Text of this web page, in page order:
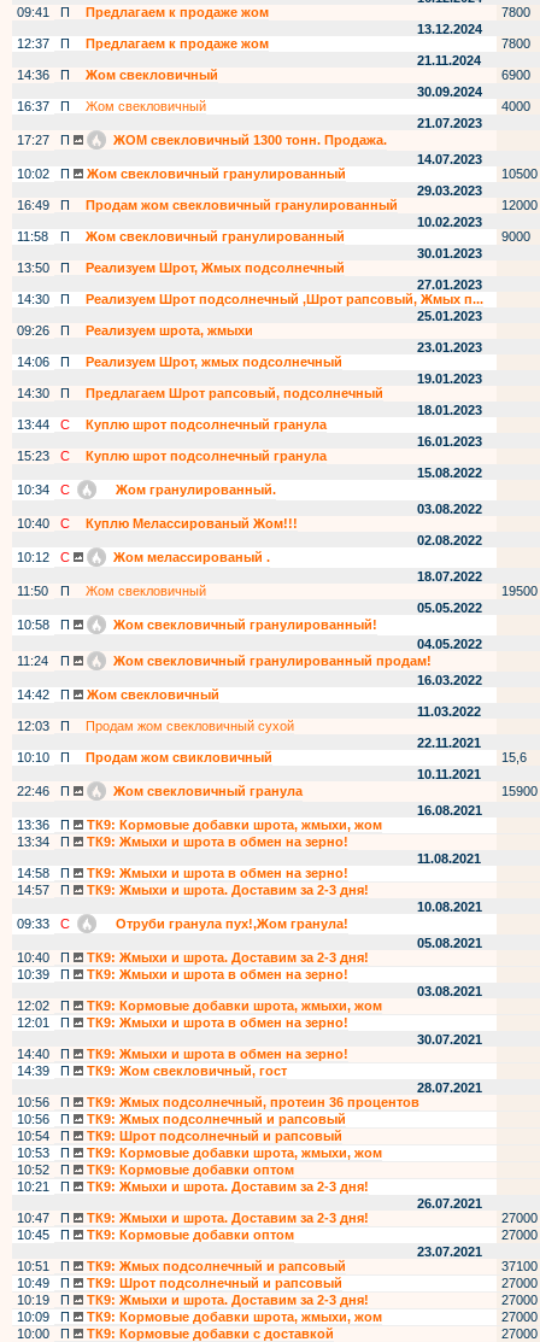
09:41
П Предлагаем к продаже жом
7800
13.12.2024
12:37
П Предлагаем к продаже жом
7800
21.11.2024
14:36
П Жом свекловичный
6900
30.09.2024
16:37
П Жом свекловичный
4000
21.07.2023
17:27
П
ЖОМ свекловичный 1300 тонн. Продажа.
14.07.2023
10:02
П Жом свекловичный гранулированный
10500
29.03.2023
16:49
П Продам жом свекловичный гранулированный
12000
10.02.2023
11:58
П Жом свекловичный гранулированный
9000
30.01.2023
13:50
П
Реализуем Шрот, Жмых подсолнечный
27.01.2023
14:30
П
Реализуем Шрот подсолнечный ,Шрот рапсовый, Жмых п...
25.01.2023
09:26
П
Реализуем шрота, жмыхи
23.01.2023
14:06
П
Реализуем Шрот, жмых подсолнечный
19.01.2023
14:30
П
Предлагаем Шрот рапсовый, подсолнечный
18.01.2023
13:44
С
Куплю шрот подсолнечный гранула
16.01.2023
15:23
С
Куплю шрот подсолнечный гранула
15.08.2022
10:34
С
Жом гранулированный.
03.08.2022
10:40
С
Куплю Мелассированый Жом!!!
02.08.2022
10:12
С
Жом мелассированый .
18.07.2022
11:50
П Жом свекловичный
19500
05.05.2022
10:58
П
Жом свекловичный гранулированный!
04.05.2022
11:24
П
Жом свекловичный гранулированный продам!
16.03.2022
14:42
П
Жом свекловичный
11.03.2022
12:03
П
Продам жом свекловичный сухой
22.11.2021
10:10
П Продам жом свикловичный
15,6
10.11.2021
22:46
П Жом свекловичный гранула
15900
16.08.2021
13:36
П
ТК9: Кормовые добавки шрота, жмыхи, жом
13:34
П
ТК9: Жмыхи и шрота в обмен на зерно!
11.08.2021
14:58
П
ТК9: Жмыхи и шрота в обмен на зерно!
14:57
П
ТК9: Жмыхи и шрота. Доставим за 2-3 дня!
10.08.2021
09:33
С
Отруби гранула пух!,Жом гранула!
05.08.2021
10:40
П
ТК9: Жмыхи и шрота. Доставим за 2-3 дня!
10:39
П
ТК9: Жмыхи и шрота в обмен на зерно!
03.08.2021
12:02
П
ТК9: Кормовые добавки шрота, жмыхи, жом
12:01
П
ТК9: Жмыхи и шрота в обмен на зерно!
30.07.2021
14:40
П
ТК9: Жмыхи и шрота в обмен на зерно!
14:39
П
ТК9: Жом свекловичный, гост
28.07.2021
10:56
П
ТК9: Жмых подсолнечный, протеин 36 процентов
10:56
П
ТК9: Жмых подсолнечный и рапсовый
10:54
П
ТК9: Шрот подсолнечный и рапсовый
10:53
П
ТК9: Кормовые добавки шрота, жмыхи, жом
10:52
П
ТК9: Кормовые добавки оптом
10:21
П
ТК9: Жмыхи и шрота. Доставим за 2-3 дня!
26.07.2021
10:47
П ТК9: Жмыхи и шрота. Доставим за 2-3 дня!
27000
10:45
П ТК9: Кормовые добавки оптом
27000
23.07.2021
10:51
П ТК9: Жмых подсолнечный и рапсовый
37100
10:49
П ТК9: Шрот подсолнечный и рапсовый
27000
10:19
П ТК9: Жмыхи и шрота. Доставим за 2-3 дня!
27000
10:09
П ТК9: Кормовые добавки шрота, жмыхи, жом
27000
10:00
П ТК9: Кормовые добавки с доставкой
27000